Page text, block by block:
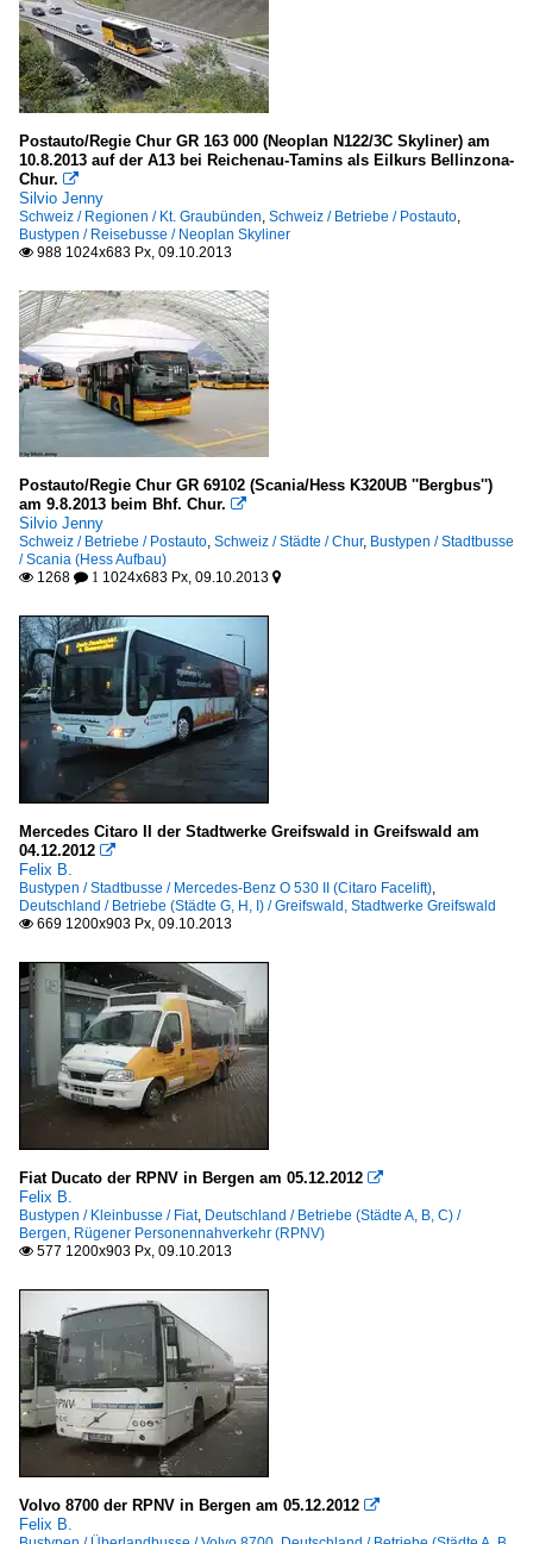
Postauto/Regie Chur GR 163 000 (Neoplan N122/3C Skyliner) am
10.8.2013 auf der A13 bei Reichenau-Tamins als Eilkurs Bellinzona-
Chur. 
Silvio Jenny
Schweiz / Regionen / Kt. Graubünden, Schweiz / Betriebe / Postauto,
Bustypen / Reisebusse / Neoplan Skyliner
 988 1024x683 Px, 09.10.2013
Postauto/Regie Chur GR 69102 (Scania/Hess K320UB ''Bergbus'')
am 9.8.2013 beim Bhf. Chur. 
Silvio Jenny
Schweiz / Betriebe / Postauto, Schweiz / Städte / Chur, Bustypen / Stadtbusse
/ Scania (Hess Aufbau)
 1268  1 1024x683 Px, 09.10.2013 
Mercedes Citaro II der Stadtwerke Greifswald in Greifswald am
04.12.2012 
Felix B.
Bustypen / Stadtbusse / Mercedes-Benz O 530 II (Citaro Facelift),
Deutschland / Betriebe (Städte G, H, I) / Greifswald, Stadtwerke Greifswald
 669 1200x903 Px, 09.10.2013
Fiat Ducato der RPNV in Bergen am 05.12.2012 
Felix B.
Bustypen / Kleinbusse / Fiat, Deutschland / Betriebe (Städte A, B, C) /
Bergen, Rügener Personennahverkehr (RPNV)
 577 1200x903 Px, 09.10.2013
Volvo 8700 der RPNV in Bergen am 05.12.2012 
Felix B.